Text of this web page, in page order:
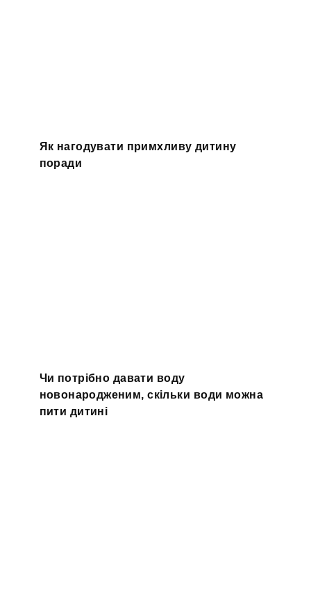
Як нагодувати примхливу дитину
поради
Чи потрібно давати воду
новонародженим, скільки води можна
пити дитині